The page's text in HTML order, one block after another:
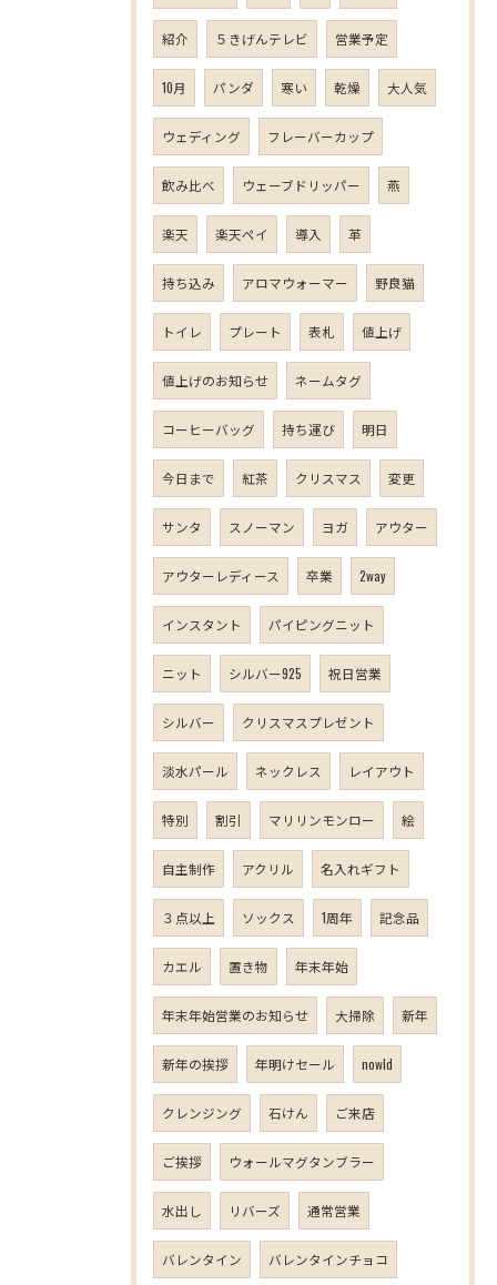
紹介 ５きげんテレビ 営業予定
10月 パンダ 寒い 乾燥 大人気
ウェディング フレーバーカップ
飲み比べ ウェーブドリッパー 燕
楽天 楽天ペイ 導入 革
持ち込み アロマウォーマー 野良猫
トイレ プレート 表札 値上げ
値上げのお知らせ ネームタグ
コーヒーバッグ 持ち運び 明日
今日まで 紅茶 クリスマス 変更
サンタ スノーマン ヨガ アウター
アウターレディース 卒業 2way
インスタント パイピングニット
ニット シルバー925 祝日営業
シルバー クリスマスプレゼント
淡水パール ネックレス レイアウト
特別 割引 マリリンモンロー 絵
自主制作 アクリル 名入れギフト
３点以上 ソックス 1周年 記念品
カエル 置き物 年末年始
年末年始営業のお知らせ 大掃除 新年
新年の挨拶 年明けセール nowld
クレンジング 石けん ご来店
ご挨拶 ウォールマグタンブラー
水出し リバーズ 通常営業
バレンタイン バレンタインチョコ